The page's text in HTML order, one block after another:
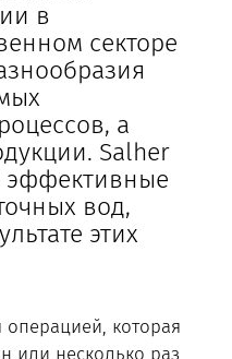
в
секторе
а
Salher
эффективные
вод,
этих
операцией, которая